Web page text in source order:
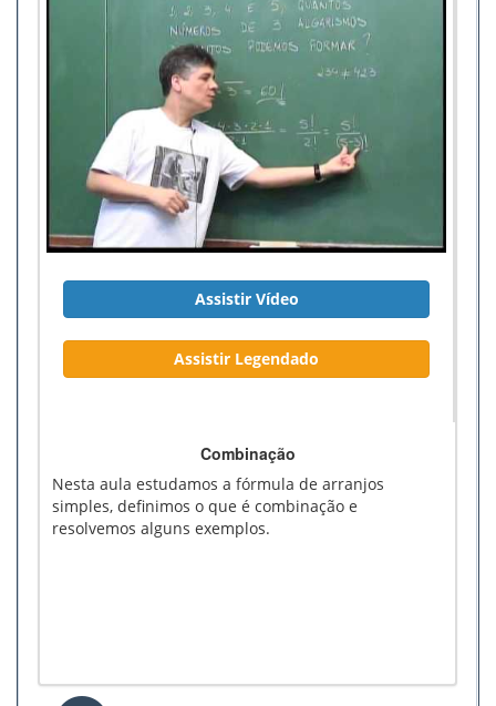
Assistir Vídeo
Assistir Legendado
Combinação
Nesta aula estudamos a fórmula de arranjos
simples, definimos o que é combinação e
resolvemos alguns exemplos.